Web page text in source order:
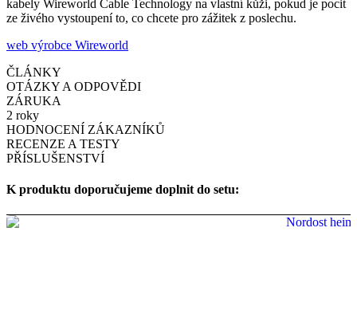
kabely Wireworld Cable Technology na vlastní kůži, pokud je pocit
ze živého vystoupení to, co chcete pro zážitek z poslechu.
web výrobce Wireworld
ČLÁNKY
OTÁZKY A ODPOVĚDI
ZÁRUKA
2 roky
HODNOCENÍ ZÁKAZNÍKŮ
RECENZE A TESTY
PŘÍSLUŠENSTVÍ
K produktu doporučujeme doplnit do setu: